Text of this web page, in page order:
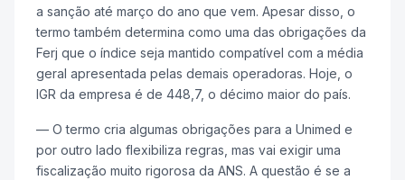
a sanção até março do ano que vem. Apesar disso, o
termo também determina como uma das obrigações da
Ferj que o índice seja mantido compatível com a média
geral apresentada pelas demais operadoras. Hoje, o
IGR da empresa é de 448,7, o décimo maior do país.
— O termo cria algumas obrigações para a Unimed e
por outro lado flexibiliza regras, mas vai exigir uma
fiscalização muito rigorosa da ANS. A questão é se a